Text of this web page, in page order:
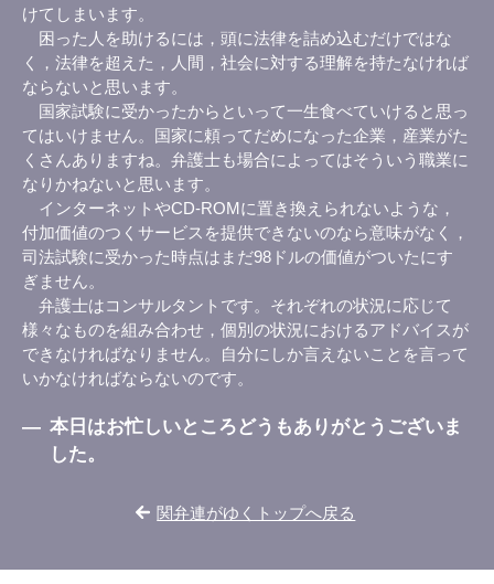
けてしまいます。
困った人を助けるには，頭に法律を詰め込むだけではな
く，法律を超えた，人間，社会に対する理解を持たなければ
ならないと思います。
国家試験に受かったからといって一生食べていけると思っ
てはいけません。国家に頼ってだめになった企業，産業がた
くさんありますね。弁護士も場合によってはそういう職業に
なりかねないと思います。
インターネットやCD-ROMに置き換えられないような，
付加価値のつくサービスを提供できないのなら意味がなく，
司法試験に受かった時点はまだ98ドルの価値がついたにす
ぎません。
弁護士はコンサルタントです。それぞれの状況に応じて
様々なものを組み合わせ，個別の状況におけるアドバイスが
できなければなりません。自分にしか言えないことを言って
いかなければならないのです。
― 本日はお忙しいところどうもありがとうございま
した。
関弁連がゆくトップへ戻る